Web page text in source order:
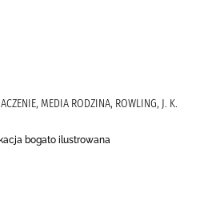
MEDIA RODZINA, ROWLING, J. K.
bogato ilustrowana